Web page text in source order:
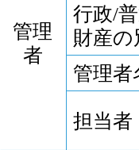
管理
者
行政/
財産の
管理者
担当者